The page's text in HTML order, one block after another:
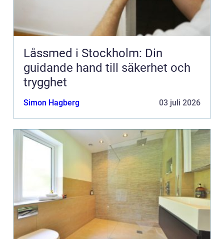
Låssmed i Stockholm: Din
guidande hand till säkerhet och
trygghet
Simon Hagberg 03 juli 2026